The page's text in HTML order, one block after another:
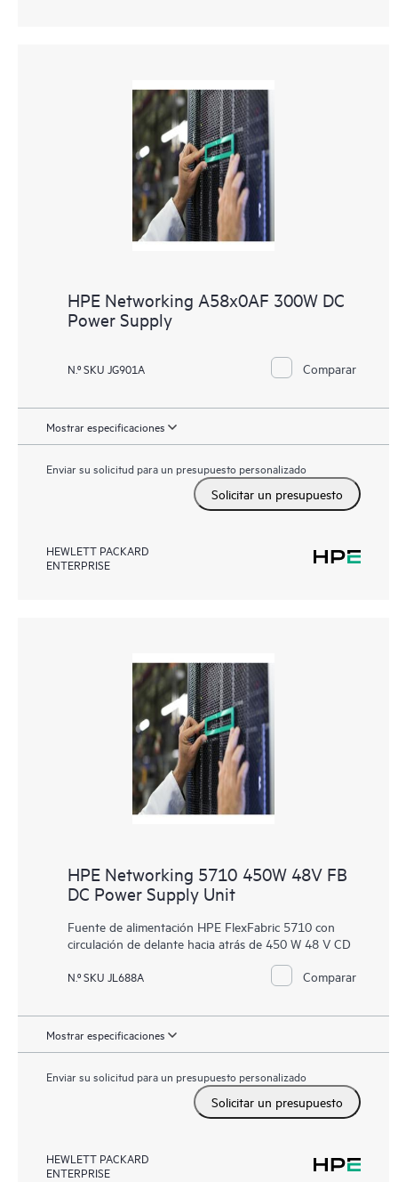
HPE Networking A58x0AF 300W DC
Power Supply
N.º SKU JG901A Comparar
Mostrar especificaciones
Enviar su solicitud para un presupuesto personalizado
Solicitar un presupuesto
HEWLETT PACKARD
ENTERPRISE
HPE Networking 5710 450W 48V FB
DC Power Supply Unit
Fuente de alimentación HPE FlexFabric 5710 con
circulación de delante hacia atrás de 450 W 48 V CD
N.º SKU JL688A Comparar
Mostrar especificaciones
Enviar su solicitud para un presupuesto personalizado
Solicitar un presupuesto
HEWLETT PACKARD
ENTERPRISE